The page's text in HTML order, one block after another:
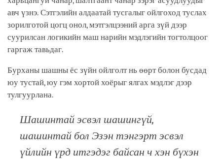
авч үзнэ. Сэтгэлийн алдаатай тусгалыг ойлгоход туслах
зорилготой цогц онол, мэтгэлцээний арга зүй дээр
суурилсан логикийн маш нарийн мэдлэгийн тогтолцоог
гаргаж тавьдаг.
Бурханы шашны ёс зүйн ойлголт нь өөрт болон бусдад
юу тустай, юу гэм хортой хоёрыг ялгах мэдлэг дээр
тулгуурлана.
Шашинтай эсвэл шашингүй,
шашинтай бол Эзэн тэнгэрт эсвэл
үйлийн үрд итгэдэг байсан ч хэн бүхэн